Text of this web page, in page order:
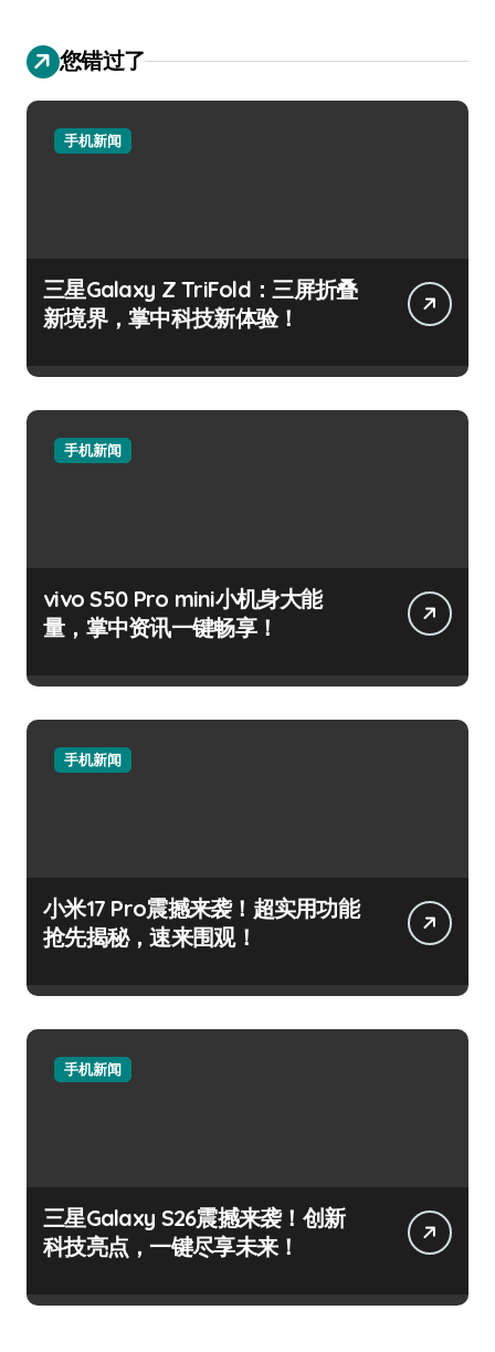
您错过了
手机新闻
三星Galaxy Z TriFold：三屏折叠
新境界，掌中科技新体验！
手机新闻
vivo S50 Pro mini小机身大能
量，掌中资讯一键畅享！
手机新闻
小米17 Pro震撼来袭！超实用功能
抢先揭秘，速来围观！
手机新闻
三星Galaxy S26震撼来袭！创新
科技亮点，一键尽享未来！